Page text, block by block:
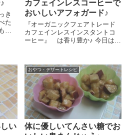
き
た
、
カフェインレスコーヒーで
おいしいアフォガード♪
『オーガニックフェアトレード
カフェインレスインスタントコ
ーヒー』 は香り豊か♪ 今日はイ
ガードのレシピをご紹介しま～
す😉 『オーガニックフェアトレ
ード カフェ...
い
おやつ・デザートレシピ
体に優しいてんさい糖でお